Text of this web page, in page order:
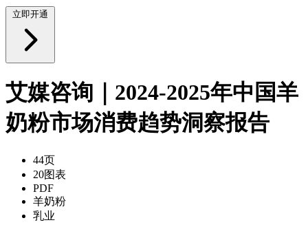
立即开通
艾媒咨询｜2024-2025年中国羊
奶粉市场消费趋势洞察报告
44页
20图表
PDF
羊奶粉
乳业